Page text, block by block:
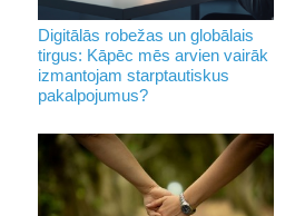
Digitālās robežas un globālais
tirgus: Kāpēc mēs arvien vairāk
izmantojam starptautiskus
pakalpojumus?